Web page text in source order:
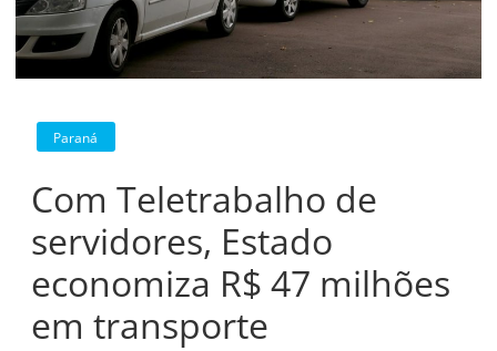
Paraná
Com Teletrabalho de
servidores, Estado
economiza R$ 47 milhões
em transporte